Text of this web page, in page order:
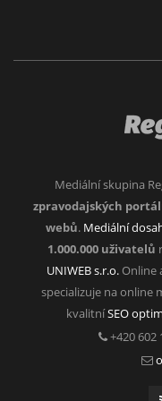
Mediální skupina
zpravodajských
webů. Mediální
1.000.000 uživatelů
UNIWEB s.r.o.Online
specializuje na online
kvalitníSEO
+420 602